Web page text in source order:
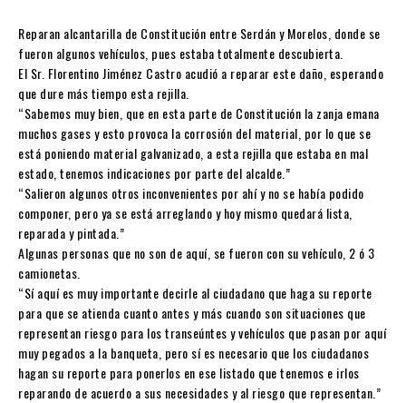
Reparan alcantarilla de Constitución entre Serdán y Morelos, donde se
fueron algunos vehículos, pues estaba totalmente descubierta.
El Sr. Florentino Jiménez Castro acudió a reparar este daño, esperando
que dure más tiempo esta rejilla.
“Sabemos muy bien, que en esta parte de Constitución la zanja emana
muchos gases y esto provoca la corrosión del material, por lo que se
está poniendo material galvanizado, a esta rejilla que estaba en mal
estado, tenemos indicaciones por parte del alcalde.”
“Salieron algunos otros inconvenientes por ahí y no se había podido
componer, pero ya se está arreglando y hoy mismo quedará lista,
reparada y pintada.”
Algunas personas que no son de aquí, se fueron con su vehículo, 2 ó 3
camionetas.
“Sí aquí es muy importante decirle al ciudadano que haga su reporte
para que se atienda cuanto antes y más cuando son situaciones que
representan riesgo para los transeúntes y vehículos que pasan por aquí
muy pegados a la banqueta, pero sí es necesario que los ciudadanos
hagan su reporte para ponerlos en ese listado que tenemos e irlos
reparando de acuerdo a sus necesidades y al riesgo que representan.”